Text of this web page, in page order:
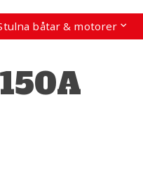
båtar & motorer